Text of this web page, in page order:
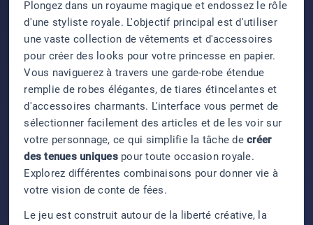
Plongez dans un royaume magique et endossez le rôle
d'une styliste royale. L'objectif principal est d'utiliser
une vaste collection de vêtements et d'accessoires
pour créer des looks pour votre princesse en papier.
Vous naviguerez à travers une garde-robe étendue
remplie de robes élégantes, de tiares étincelantes et
d'accessoires charmants. L'interface vous permet de
sélectionner facilement des articles et de les voir sur
votre personnage, ce qui simplifie la tâche decréer
des tenues uniquespour toute occasion royale.
Explorez différentes combinaisons pour donner vie à
votre vision de conte de fées.
Le jeu est construit autour de la liberté créative, la